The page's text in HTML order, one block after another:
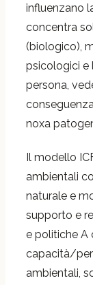
influenzano
concentra
(biologico),
psicologici e
persona,
noxa
Il modello
ambientali
naturale e
supporto e
e politiche A
capacità/
ambientali,